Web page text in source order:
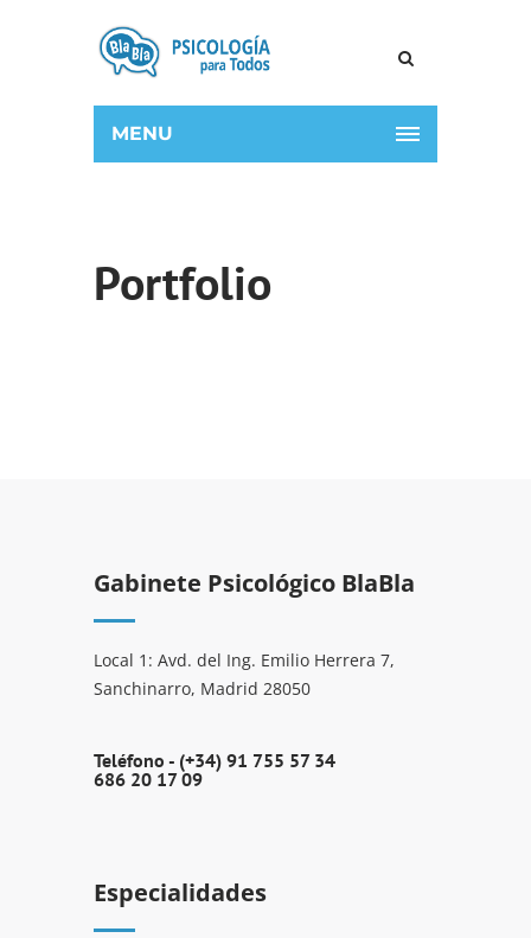
MENU
Portfolio
Gabinete Psicológico BlaBla
Local 1: Avd. del Ing. Emilio Herrera 7,
Sanchinarro, Madrid 28050
Teléfono - (+34) 91 755 57 34
686 20 17 09
Especialidades